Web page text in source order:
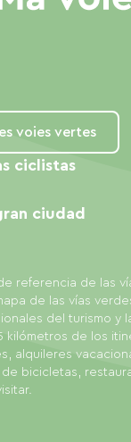
voies vertes
referencia de las
de las vías
del turismo y
kilómetros de los
alquileres
bicicletas,
ciclistas
ciudad